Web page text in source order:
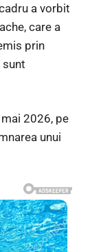
a vorbit
care a
prin
sunt
2026, pe
unui